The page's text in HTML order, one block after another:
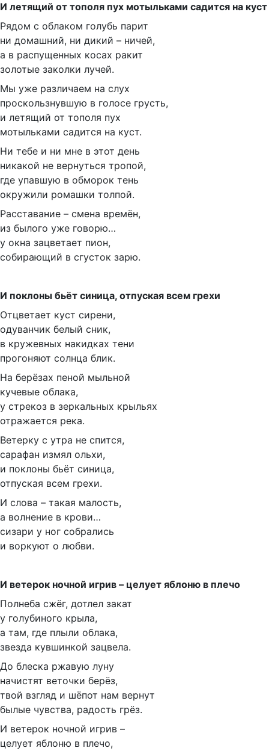
И летящий от тополя пух мотыльками садится на куст
Рядом с облаком голубь парит
ни домашний, ни дикий – ничей,
а в распущенных косах ракит
золотые заколки лучей.
Мы уже различаем на слух
проскользнувшую в голосе грусть,
и летящий от тополя пух
мотыльками садится на куст.
Ни тебе и ни мне в этот день
никакой не вернуться тропой,
где упавшую в обморок тень
окружили ромашки толпой.
Расставание – смена времён,
из былого уже говорю…
у окна зацветает пион,
собирающий в сгусток зарю.
И поклоны бьёт синица, отпуская всем грехи
Отцветает куст сирени,
одуванчик белый сник,
в кружевных накидках тени
прогоняют солнца блик.
На берёзах пеной мыльной
кучевые облака,
у стрекоз в зеркальных крыльях
отражается река.
Ветерку с утра не спится,
сарафан измял ольхи,
и поклоны бьёт синица,
отпуская всем грехи.
И слова – такая малость,
а волнение в крови…
сизари у ног собрались
и воркуют о любви.
И ветерок ночной игрив – целует яблоню в плечо
Полнеба сжёг, дотлел закат
у голубиного крыла,
а там, где плыли облака,
звезда кувшинкой зацвела.
До блеска ржавую луну
начистят веточки берёз,
твой взгляд и шёпот нам вернут
былые чувства, радость грёз.
И ветерок ночной игрив –
целует яблоню в плечо,